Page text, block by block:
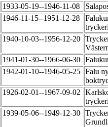
1933-05-19--1946-11-08
1946-11-15--1951-12-28
1940-10-03--1956-12-20
1941-01-30--1966-06-30
1942-01-10--1946-05-25 Falu
1926-02-01--1967-09-02
1939-05-06--1949-12-30